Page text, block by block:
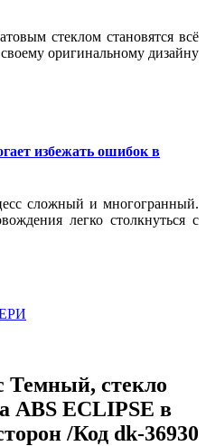
стеклом становятся всё
оригинальному дизайну
избежать ошибок в
сложный и многогранный.
легко столкнуться с
Темный, стекло
ABS ECLIPSE в
/Код dk-36930